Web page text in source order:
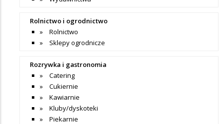
Rolnictwo i ogrodnictwo
Rolnictwo
Sklepy ogrodnicze
Rozrywka i gastronomia
Catering
Cukiernie
Kawiarnie
Kluby/dyskoteki
Piekarnie